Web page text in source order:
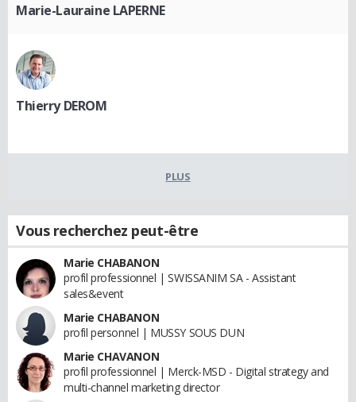
Marie-Lauraine LAPERNE
Thierry DEROM
PLUS
Vous recherchez peut-être
Marie CHABANON
profil professionnel | SWISSANIM SA - Assistant
sales&event
Marie CHABANON
profil personnel | MUSSY SOUS DUN
Marie CHAVANON
profil professionnel | Merck-MSD - Digital strategy and
multi-channel marketing director